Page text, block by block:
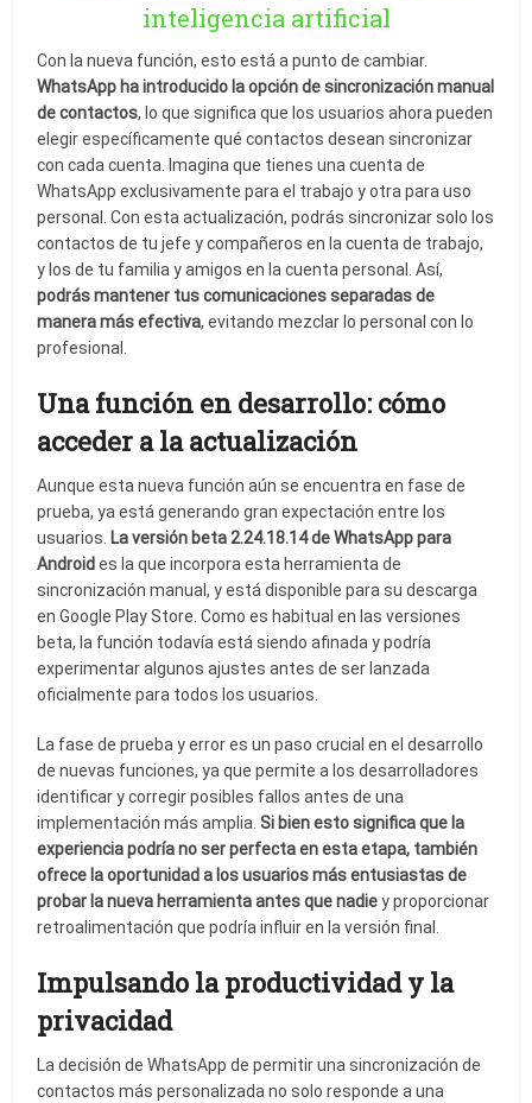
inteligencia artificial
Con la nueva función, esto está a punto de cambiar.
WhatsApp ha introducido la opción de sincronización manual
de contactos, lo que significa que los usuarios ahora pueden
elegir específicamente qué contactos desean sincronizar
con cada cuenta. Imagina que tienes una cuenta de
WhatsApp exclusivamente para el trabajo y otra para uso
personal. Con esta actualización, podrás sincronizar solo los
contactos de tu jefe y compañeros en la cuenta de trabajo,
y los de tu familia y amigos en la cuenta personal. Así,
podrás mantener tus comunicaciones separadas de
manera más efectiva, evitando mezclar lo personal con lo
profesional.
Una función en desarrollo: cómo
acceder a la actualización
Aunque esta nueva función aún se encuentra en fase de
prueba, ya está generando gran expectación entre los
usuarios. La versión beta 2.24.18.14 de WhatsApp para
Android es la que incorpora esta herramienta de
sincronización manual, y está disponible para su descarga
en Google Play Store. Como es habitual en las versiones
beta, la función todavía está siendo afinada y podría
experimentar algunos ajustes antes de ser lanzada
oficialmente para todos los usuarios.
La fase de prueba y error es un paso crucial en el desarrollo
de nuevas funciones, ya que permite a los desarrolladores
identificar y corregir posibles fallos antes de una
implementación más amplia.Si bien esto significa que la
experiencia podría no ser perfecta en esta etapa, también
ofrece la oportunidad a los usuarios más entusiastas de
probar la nueva herramienta antes que nadiey proporcionar
retroalimentación que podría influir en la versión final.
Impulsando la productividad y la
privacidad
La decisión de WhatsApp de permitir una sincronización de
contactos más personalizada no solo responde a una